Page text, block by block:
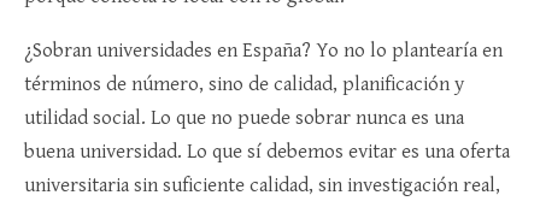
¿Sobran universidades en España? Yo no lo plantearía en
términos de número, sino de calidad, planificación y
utilidad social. Lo que no puede sobrar nunca es una
buena universidad. Lo que sí debemos evitar es una oferta
universitaria sin suficiente calidad, sin investigación real,